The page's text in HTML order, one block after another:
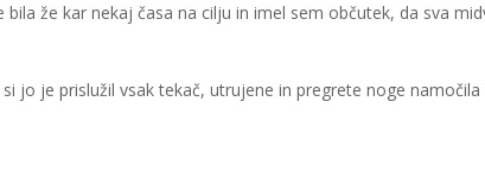
bila že kar nekaj časa na cilju in imel sem občutek, da sva
jo je prislužil vsak tekač, utrujene in pregrete noge